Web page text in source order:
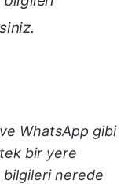
WhatsApp gibi
bir yere
bilgileri nerede